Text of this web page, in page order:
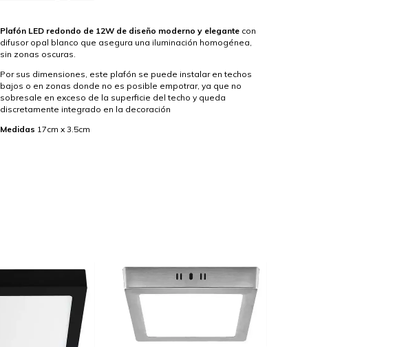
Plafón LED redondo de 12W de diseño moderno y elegante con
difusor opal blanco que asegura una iluminación homogénea,
sin zonas oscuras.
Por sus dimensiones, este plafón se puede instalar en techos
bajos o en zonas donde no es posible empotrar, ya que no
sobresale en exceso de la superficie del techo y queda
discretamente integrado en la decoración
Medidas 17cm x 3.5cm